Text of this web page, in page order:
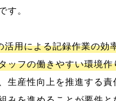
す。
活用による記録作業の効
ッフの働きやすい環境作
生産性向上を推進する責